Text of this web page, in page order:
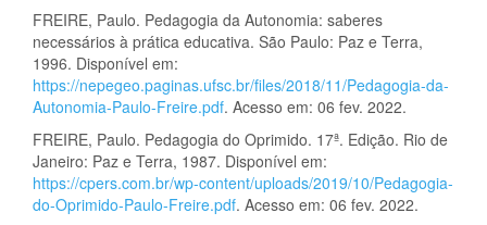
FREIRE, Paulo. Pedagogia da Autonomia: saberes
necessários à prática educativa. São Paulo: Paz e Terra,
1996. Disponível em:
https://nepegeo.paginas.ufsc.br/files/2018/11/Pedagogia-da-
Autonomia-Paulo-Freire.pdf. Acesso em: 06 fev. 2022.
FREIRE, Paulo. Pedagogia do Oprimido. 17ª. Edição. Rio de
Janeiro: Paz e Terra, 1987. Disponível em:
https://cpers.com.br/wp-content/uploads/2019/10/Pedagogia-
do-Oprimido-Paulo-Freire.pdf. Acesso em: 06 fev. 2022.